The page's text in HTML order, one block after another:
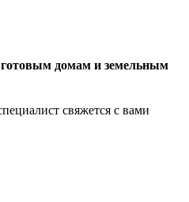
домам и земельным
свяжется с вами